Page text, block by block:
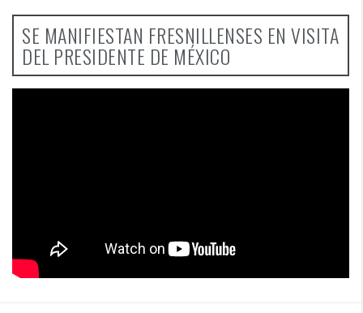
SE MANIFIESTAN FRESNILLENSES EN VISITA
DEL PRESIDENTE DE MÉXICO